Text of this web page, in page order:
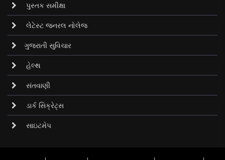
પુસ્તક સમીક્ષા
લેટેસ્ટ જનરલ નોલેજ
ગુજરાતી સુવિચાર
હેલ્થ
સંતવાણી
ડાર્ક સિક્રેટ્‌સ
સાઇટમેપ